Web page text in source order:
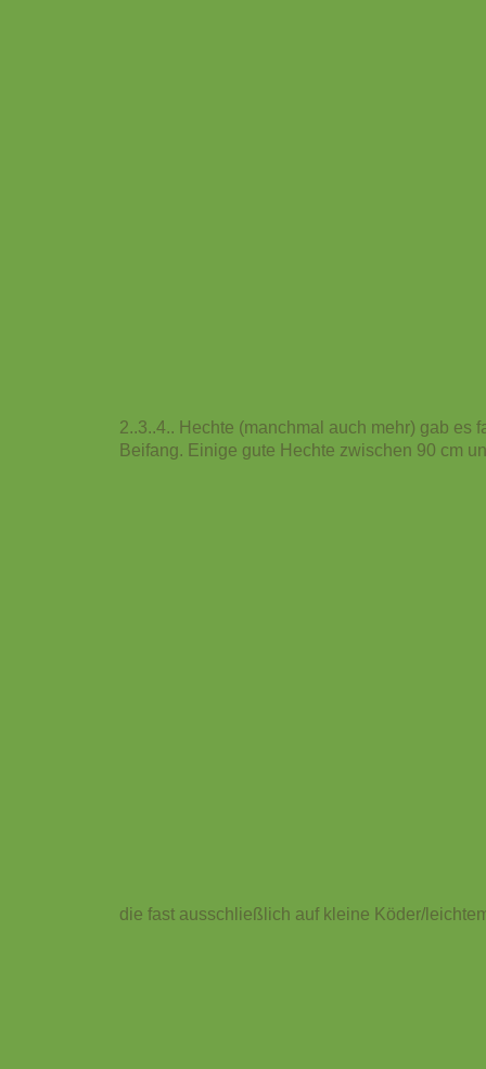
2..3..4.. Hechte (manchmal auch mehr) gab es
Beifang. Einige gute Hechte zwischen 90 cm
die fast ausschließlich auf kleine Köder/